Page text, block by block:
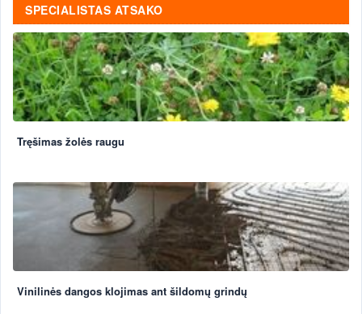
SPECIALISTAS ATSAKO
Tręšimas žolės raugu
Vinilinės dangos klojimas ant šildomų grindų